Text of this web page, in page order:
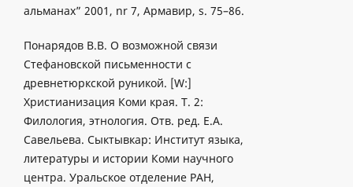
альманах” 2001, nr 7, Армавир, s. 75–86.
Понарядов В.В. О возможной связи
Стефановской письменности с
древнетюркской руникой. [W:]
Христианизация Коми края. T. 2:
Филология, этнология. Oтв. ред. Е.А.
Савельева. Сыктывкар: Институт языка,
литературы и истории Коми научного
центра. Уральское отделение РАН,